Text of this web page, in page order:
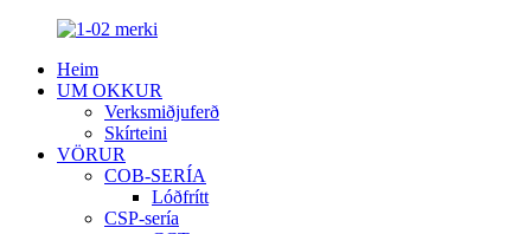
Heim
UM OKKUR
Verksmiðjuferð
Skírteini
VÖRUR
COB-SERÍA
Lóðfrítt
CSP-sería